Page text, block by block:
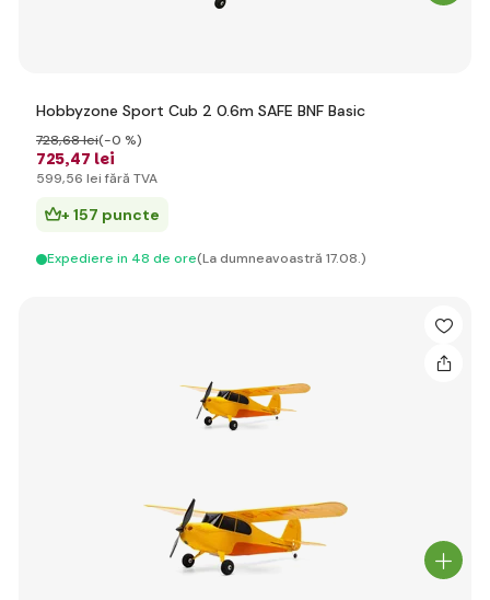
Hobbyzone Sport Cub 2 0.6m SAFE BNF Basic
725,47 lei
728,68 lei(-0 %)
599,56 lei fără TVA
+ 157 puncte
Expediere in 48 de ore(La dumneavoastră 17.08.)